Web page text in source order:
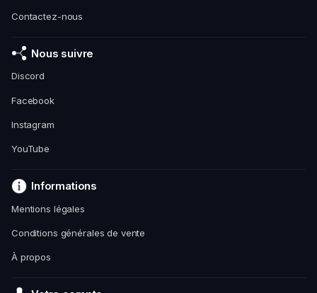
Contactez-nous
Nous suivre
Discord
Facebook
Instagram
YouTube
Informations
Mentions légales
Conditions générales de vente
À propos